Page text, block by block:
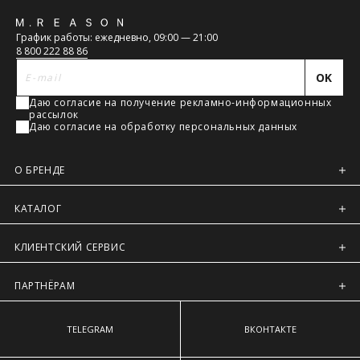
Обратная
связь
График работы: ежедневно, 09:00 — 21:00
8 800 222 88 86
OK
Даю согласие на получение рекламно-информационных
рассылок
Даю согласие на обработку персональных данных
О БРЕНДЕ
КАТАЛОГ
КЛИЕНТСКИЙ СЕРВИС
ПАРТНЁРАМ
TELEGRAM ВКОНТАКТЕ
Обхват бёдер
— измеряют в горизонтальной плоскости по
наиболее выступающим точкам ягодиц.
Предварительно на сайте через платежную систему
Intellect Money.